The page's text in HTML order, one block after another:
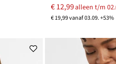
€ 12,99alleen t/m
€ 19,99 vanaf 03.09. +53%